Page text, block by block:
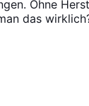
Ohne
das